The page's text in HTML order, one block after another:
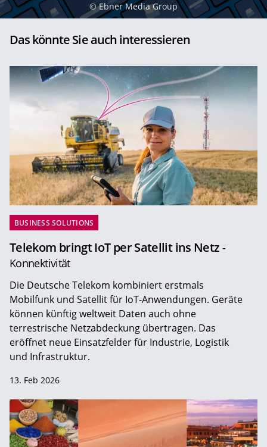
© Ebner Media Group
Das könnte Sie auch interessieren
BUSINESS SOLUTIONS
Telekom bringt IoT per Satellit ins Netz -
Konnektivität
Die Deutsche Telekom kombiniert erstmals
Mobilfunk und Satellit für IoT-Anwendungen. Geräte
können künftig weltweit Daten auch ohne
terrestrische Netzabdeckung übertragen. Das
eröffnet neue Einsatzfelder für Industrie, Logistik
und Infrastruktur.
13. Feb 2026